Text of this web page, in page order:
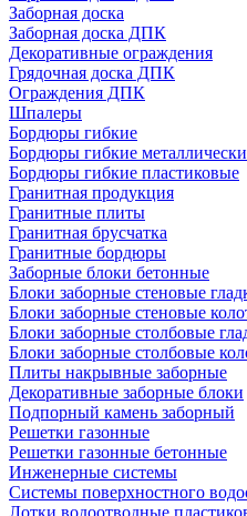
Заборная доска
Заборная доска ДПК
Декоративные ограждения
Грядочная доска ДПК
Ограждения ДПК
Шпалеры
Бордюры гибкие
Бордюры гибкие
Бордюры гибкие пластиковые
Гранитная продукция
Гранитные плиты
Гранитная брусчатка
Гранитные бордюры
Заборные блоки бетонные
Блоки заборные стеновые
Блоки заборные стеновые
Блоки заборные столбовые
Блоки заборные столбовые
Плиты накрывные заборные
Декоративные заборные блоки
Подпорный камень заборный
Решетки газонные
Решетки газонные бетонные
Инженерные системы
Системы поверхностного
Лотки водоотводные